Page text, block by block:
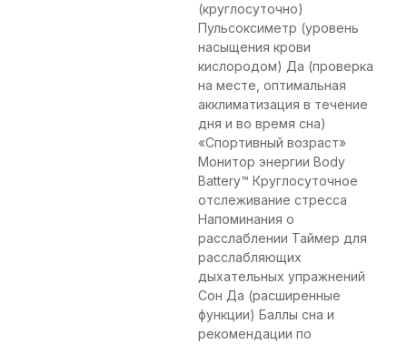
(круглосуточно)
Пульсоксиметр (уровень
насыщения крови
кислородом) Да (проверка
на месте, оптимальная
акклиматизация в течение
дня и во время сна)
«Спортивный возраст»
Монитор энергии Body
Battery™ Круглосуточное
отслеживание стресса
Напоминания о
расслаблении Таймер для
расслабляющих
дыхательных упражнений
Сон Да (расширенные
функции) Баллы сна и
рекомендации по